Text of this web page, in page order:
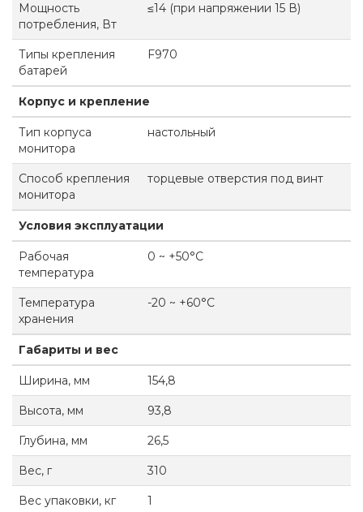
Мощность
потребления, Вт
≤14 (при напряжении 15 В)
Типы крепления
батарей
F970
Корпус и крепление
Тип корпуса
монитора
настольный
Способ крепления
монитора
торцевые отверстия под винт
Условия эксплуатации
Рабочая
температура
0 ~ +50°C
Температура
хранения
-20 ~ +60°C
Габариты и вес
Ширина, мм 154,8
Высота, мм 93,8
Глубина, мм 26,5
Вес, г 310
Вес упаковки, кг 1